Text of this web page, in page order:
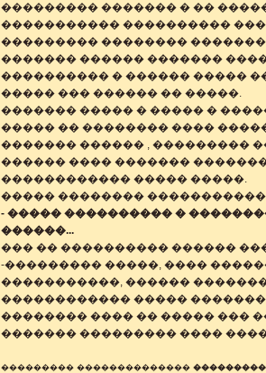
��������� ������� � ��
����������� ����������
��������� ��������
������� ������ �������
���������� � ������ �����
����� ��� ������ �� �����.
������� ����� � ����� �
����� �� �������� ����
������� ������ , ���������
������ ���� �������
������������ ����� �����.
����� ��������
- ����� ���������� �
������...
��� �� ���������� ������
-��������� �����, ����
�����������, ������
������������ �����
�������� ���� �� ����� ���
������� ��������� ����
��������� ��������������